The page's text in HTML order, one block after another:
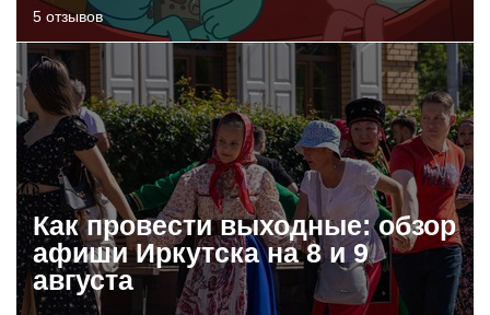
5 отзывов
Как провести выходные: обзор
афиши Иркутска на 8 и 9
августа